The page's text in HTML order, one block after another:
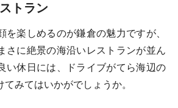
トラン
を楽しめるのが鎌倉の魅力ですが、
さに絶景の海沿いレストランが並ん
い休日には、ドライブがてら海辺の
みてはいかがでしょうか。